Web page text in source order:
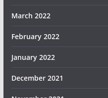
March 2022
February 2022
January 2022
December 2021